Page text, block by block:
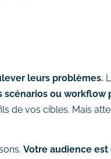
leurs problèmes.
scénarios ou workflow
de vos cibles. Mais
Votre audience